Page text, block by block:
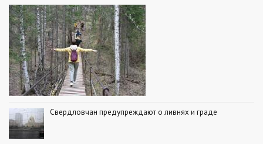
Свердловчан предупреждают о ливнях и граде